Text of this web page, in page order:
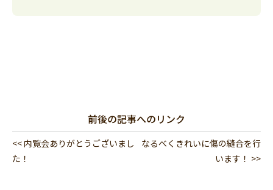
前後の記事へのリンク
<< 内覧会ありがとうございまし
た！
なるべくきれいに傷の縫合を行
います！ >>